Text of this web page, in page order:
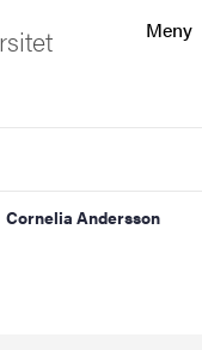
Meny
Cornelia Andersson